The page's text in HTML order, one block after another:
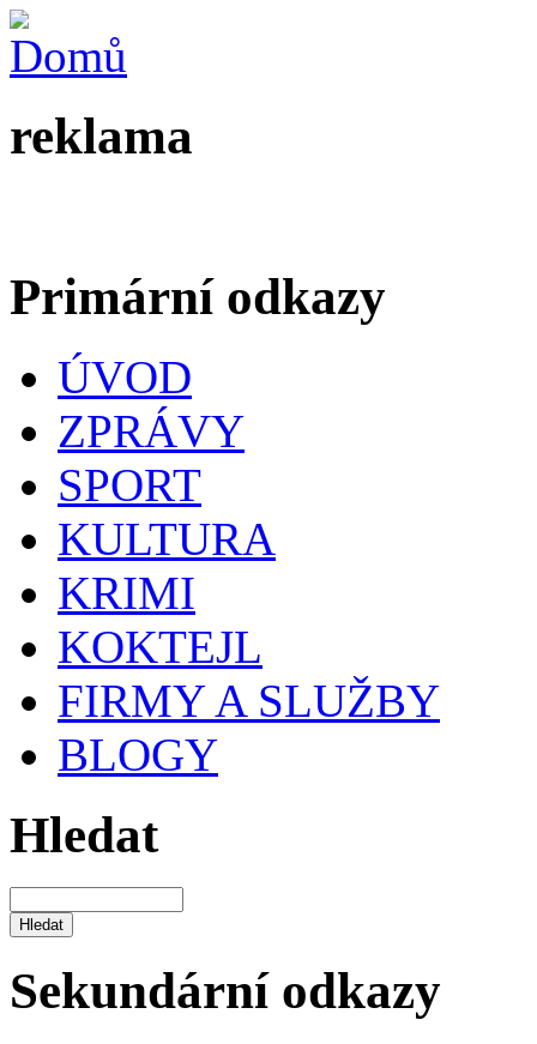
reklama
Primární odkazy
ÚVOD
ZPRÁVY
SPORT
KULTURA
KRIMI
KOKTEJL
FIRMY A SLUŽBY
BLOGY
Hledat
Sekundární odkazy